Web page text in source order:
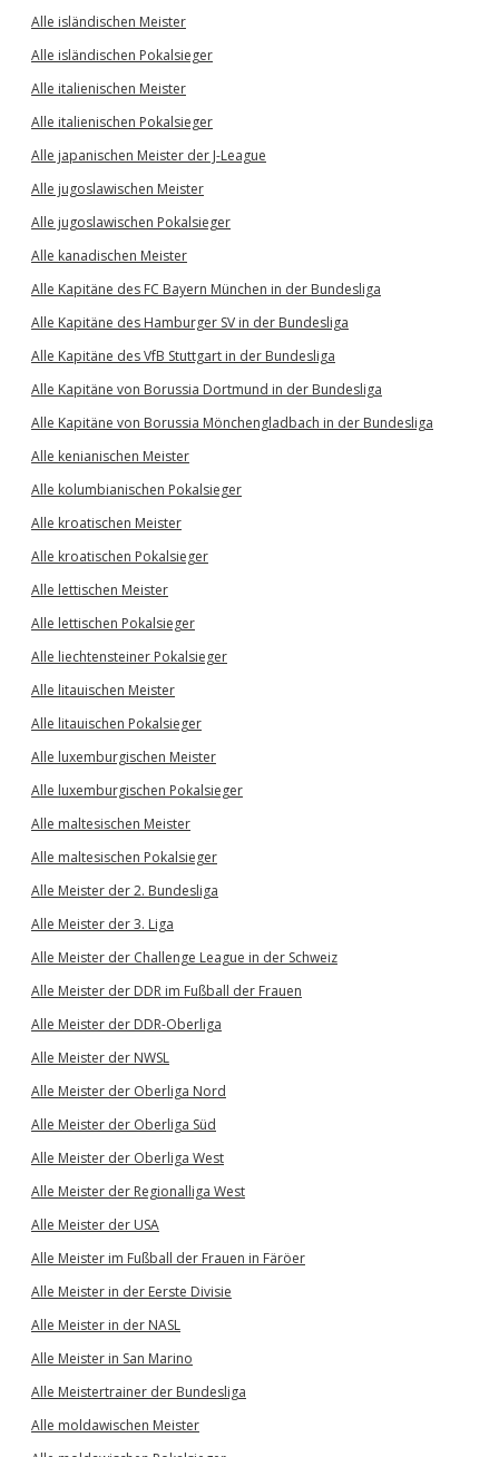
Alle isländischen Meister
Alle isländischen Pokalsieger
Alle italienischen Meister
Alle italienischen Pokalsieger
Alle japanischen Meister der J-League
Alle jugoslawischen Meister
Alle jugoslawischen Pokalsieger
Alle kanadischen Meister
Alle Kapitäne des FC Bayern München in der Bundesliga
Alle Kapitäne des Hamburger SV in der Bundesliga
Alle Kapitäne des VfB Stuttgart in der Bundesliga
Alle Kapitäne von Borussia Dortmund in der Bundesliga
Alle Kapitäne von Borussia Mönchengladbach in der Bundesliga
Alle kenianischen Meister
Alle kolumbianischen Pokalsieger
Alle kroatischen Meister
Alle kroatischen Pokalsieger
Alle lettischen Meister
Alle lettischen Pokalsieger
Alle liechtensteiner Pokalsieger
Alle litauischen Meister
Alle litauischen Pokalsieger
Alle luxemburgischen Meister
Alle luxemburgischen Pokalsieger
Alle maltesischen Meister
Alle maltesischen Pokalsieger
Alle Meister der 2. Bundesliga
Alle Meister der 3. Liga
Alle Meister der Challenge League in der Schweiz
Alle Meister der DDR im Fußball der Frauen
Alle Meister der DDR-Oberliga
Alle Meister der NWSL
Alle Meister der Oberliga Nord
Alle Meister der Oberliga Süd
Alle Meister der Oberliga West
Alle Meister der Regionalliga West
Alle Meister der USA
Alle Meister im Fußball der Frauen in Färöer
Alle Meister in der Eerste Divisie
Alle Meister in der NASL
Alle Meister in San Marino
Alle Meistertrainer der Bundesliga
Alle moldawischen Meister